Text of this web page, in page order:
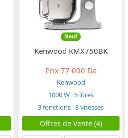
Neuf
Kenwood KMX750BK
Prix77 000 Da
Kenwood
1000 W 5 litres
3 fonctions 8 vitesses
Offres de Vente (4)